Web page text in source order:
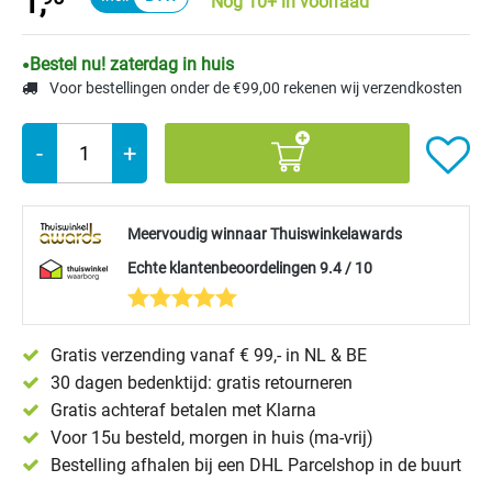
Bestel nu! zaterdag in huis
Voor bestellingen onder de €99,00 rekenen wij verzendkosten
- +
Meervoudig winnaar Thuiswinkelawards
Echte klantenbeoordelingen 9.4 / 10
Gratis verzending vanaf € 99,- in NL & BE
30 dagen bedenktijd: gratis retourneren
Gratis achteraf betalen met Klarna
Voor 15u besteld, morgen in huis (ma-vrij)
Bestelling afhalen bij een DHL Parcelshop in de buurt